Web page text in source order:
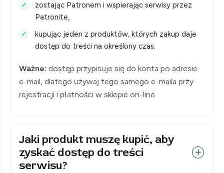
zostając Patronem i wspierając serwisy przez
Patronite,
kupując jeden z produktów, których zakup daje
dostęp do treści na określony czas.
Ważne: dostęp przypisuje się do konta po adresie
e-mail, dlatego używaj tego samego e-maila przy
rejestracji i płatności w sklepie on-line.
Jaki produkt muszę kupić, aby
zyskać dostęp do treści
serwisu?